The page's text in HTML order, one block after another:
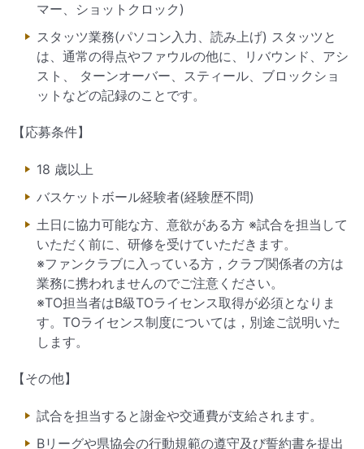
マー、ショットクロック)
スタッツ業務(パソコン入力、読み上げ) スタッツと
は、通常の得点やファウルの他に、リバウンド、アシ
スト、 ターンオーバー、スティール、ブロックショ
ットなどの記録のことです。
【応募条件】
18 歳以上
バスケットボール経験者(経験歴不問)
土日に協力可能な方、意欲がある方 ※試合を担当して
いただく前に、研修を受けていただきます。
※ファンクラブに入っている方，クラブ関係者の方は
業務に携われませんのでご注意ください。
※TO担当者はB級TOライセンス取得が必須となりま
す。TOライセンス制度については，別途ご説明いた
します。
【その他】
試合を担当すると謝金や交通費が支給されます。
Bリーグや県協会の行動規範の遵守及び誓約書を提出